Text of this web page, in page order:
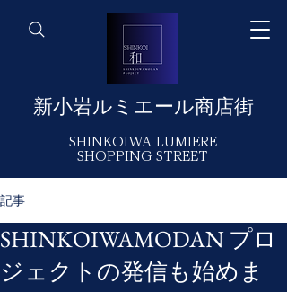
​新小岩ルミエール商店街
SHINKOIWA LUMIERE
SHOPPING STREET
記事
SHINKOIWAMODAN プロ
ジェクトの発信も始めま